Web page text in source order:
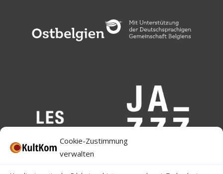
Cookie-Zustimmung
verwalten